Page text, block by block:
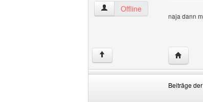
grafikerxteam Benutzer-Profile
Offline
naja dann
↑ Website
Beiträge